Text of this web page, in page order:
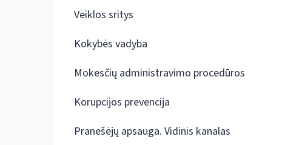
Veiklos sritys
Kokybės vadyba
Mokesčių administravimo procedūros
Korupcijos prevencija
Pranešėjų apsauga. Vidinis kanalas